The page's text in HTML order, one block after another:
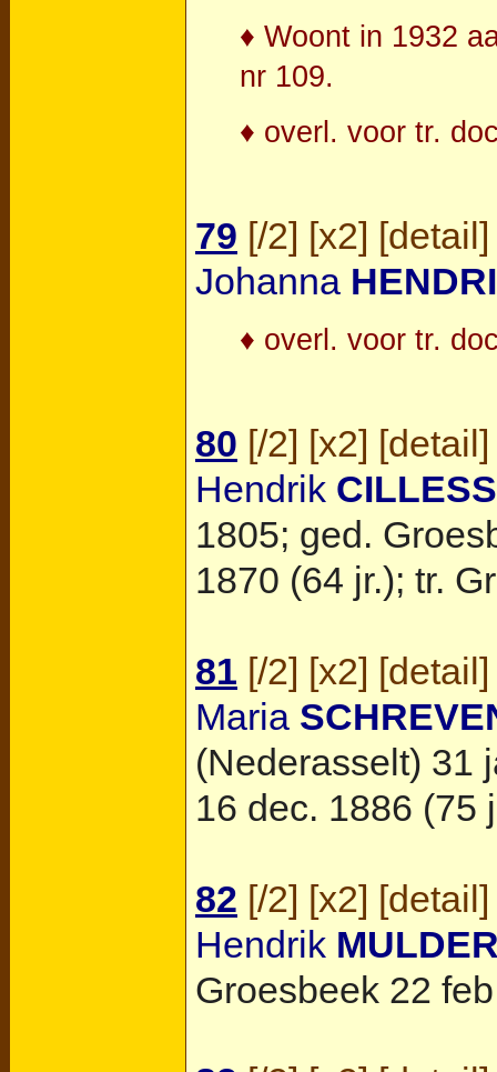
♦ Woont in 1932
nr 109.
♦ overl. voor tr.
79 [/2] [x2] [detail]
Johanna
♦ overl. voor tr.
80 [/2] [x2] [detail]
Hendrik
1805; ged.
1870 (64 jr.); tr.
81 [/2] [x2] [detail]
Maria
(Nederasselt) 31
16 dec. 1886 (75
82 [/2] [x2] [detail]
Hendrik
Groesbeek 22